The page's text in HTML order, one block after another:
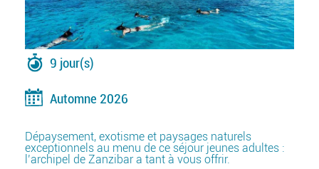
9 jour(s)
Automne 2026
Dépaysement, exotisme et paysages naturels
exceptionnels au menu de ce séjour jeunes adultes :
l’archipel de Zanzibar a tant à vous offrir.